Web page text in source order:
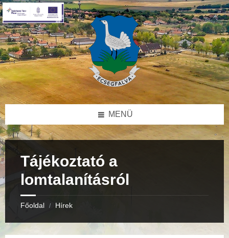
Skip
to
content
Skip
to
right
sidebar
Skip
to
footer
MENÜ
Tájékoztató a
lomtalanításról
Főoldal / Hírek